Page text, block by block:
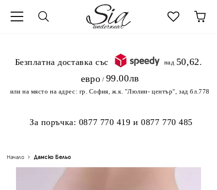
.Безплатна доставка със
над 50,62
евро / 99.00лв
или на място на адрес: гр. София, ж.к. "Люлин- център", зад бл.778
За поръчка: 0877 770 419 и0877 770 485
Начало Дамско Бельо